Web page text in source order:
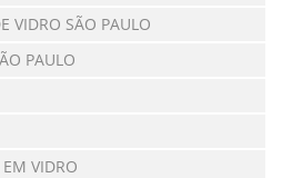
VIDRO SÃO PAULO
PAULO
EM VIDRO